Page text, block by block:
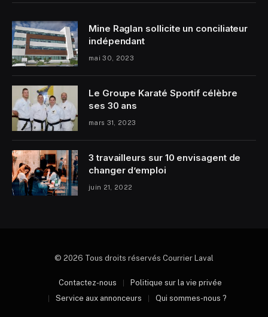
Mine Raglan sollicite un conciliateur
indépendant
mai 30, 2023
Le Groupe Karaté Sportif célèbre
ses 30 ans
mars 31, 2023
3 travailleurs sur 10 envisagent de
changer d’emploi
juin 21, 2022
© 2026 Tous droits réservés Courrier Laval
Contactez-nous
Politique sur la vie privée
Service aux annonceurs
Qui sommes-nous ?